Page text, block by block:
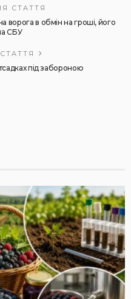
СТАТТЯ
ворога в обмін на гроші, його
СБУ
під забороною